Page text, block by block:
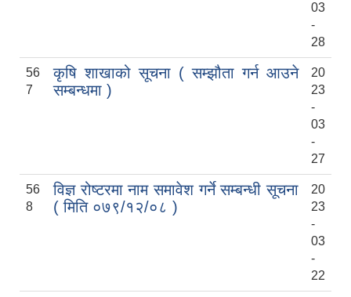
03
-
28
56
7
कृषि शाखाको सूचना ( सम्झौता गर्न आउने
सम्बन्धमा )
20
23
-
03
-
27
56
8
विज्ञ रोष्टरमा नाम समावेश गर्ने सम्बन्धी सूचना
( मिति ०७९/१२/०८ )
20
23
-
03
-
22